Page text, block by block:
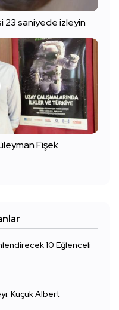
23 saniyede izleyin
Fişek
10 Eğlenceli
Küçük Albert